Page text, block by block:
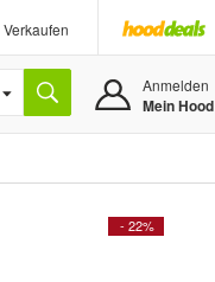
Verkaufen
Anmelden
Mein Hood
- 22%